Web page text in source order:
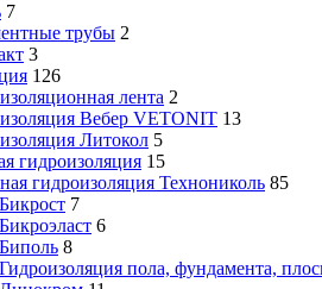
7
трубы 2
3
126
лента 2
Вебер VETONIT 13
Литокол 5
гидроизоляция 15
гидроизоляция Технониколь 85
Бикрост 7
Бикроэласт 6
Биполь 8
Гидроизоляция пола, фундамента,